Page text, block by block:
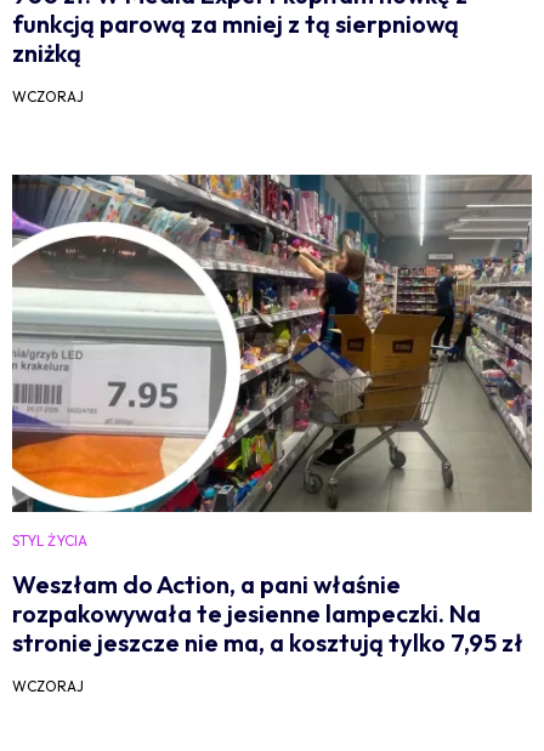
funkcją parową za mniej z tą sierpniową
zniżką
WCZORAJ
STYL ŻYCIA
Weszłam do Action, a pani właśnie
rozpakowywała te jesienne lampeczki. Na
stronie jeszcze nie ma, a kosztują tylko 7,95 zł
WCZORAJ